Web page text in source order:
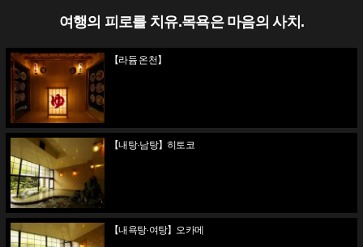
여행의 피로를 치유.목욕은 마음의 사치.
【라듐 온천】
【내탕·남탕】히토코
【내욕탕·여탕】오카메